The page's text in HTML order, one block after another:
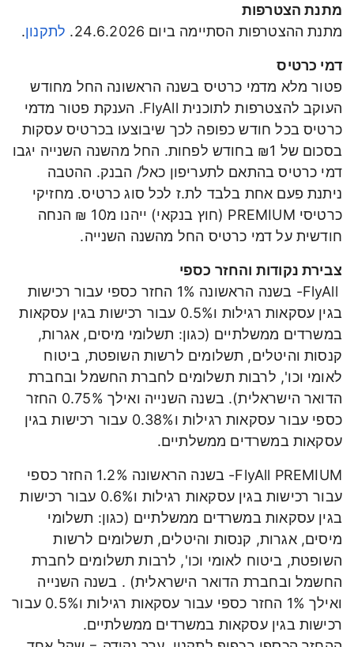
מתנת הצטרפות
מתנת ההצטרפות הסתיימה ביום 24.6.2026.
לתקנון.
דמי כרטיס
פטור מלא מדמי כרטיס בשנה הראשונה החל מחודש
העוקב להצטרפות לתוכנית FlyAll. הענקת פטור מדמי
כרטיס בכל חודש כפופה לכך שיבוצעו בכרטיס עסקות
בסכום של ₪1 בחודש לפחות. החל מהשנה השנייה יגבו
דמי כרטיס בהתאם לתעריפון כאל/ הבנק. ההטבה
ניתנת פעם אחת בלבד לת.ז לכל סוג כרטיס. מחזיקי
כרטיסי
PREMIUM (חוץ בנקאי) ייהנו מ10 ₪ הנחה
חודשית על דמי כרטיס החל מהשנה השנייה.
צבירת נקודות והחזר כספי
FlyAll- בשנה הראשונה 1% החזר כספי עבור רכישות
בגין עסקאות רגילות ו0.5% עבור רכישות בגין עסקאות
במשרדים ממשלתיים (כגון: תשלומי מיסים, אגרות,
קנסות והיטלים, תשלומים לרשות השופטת, ביטוח
לאומי וכו', לרבות תשלומים לחברת החשמל ובחברת
הדואר הישראלית). בשנה השנייה ואילך 0.75% החזר
כספי עבור עסקאות רגילות ו0.38% עבור רכישות בגין
עסקאות במשרדים ממשלתיים.
FlyAll PREMIUM- בשנה הראשונה 1.2% החזר כספי
עבור רכישות בגין עסקאות רגילות ו0.6% עבור רכישות
בגין עסקאות במשרדים ממשלתיים (כגון: תשלומי
מיסים, אגרות, קנסות והיטלים, תשלומים לרשות
השופטת, ביטוח לאומי וכו', לרבות תשלומים לחברת
החשמל ובחברת הדואר הישראלית) . בשנה השנייה
ואילך 1% החזר כספי עבור עסקאות רגילות ו0.5% עבור
רכישות בגין עסקאות במשרדים ממשלתיים.